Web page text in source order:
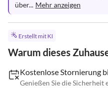
über... Mehr anzeigen
Erstellt mit KI
Warum dieses
Kostenlose Stornierung
Genießen Sie die